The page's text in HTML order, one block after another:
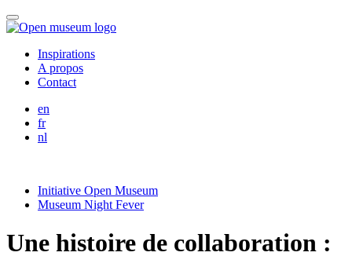
Skip
toMenu
Inspirations
A propos
Contact
en
frFrançais
nl
Initiative Open Museum
Museum Night Fever
Une histoire de collaboration :